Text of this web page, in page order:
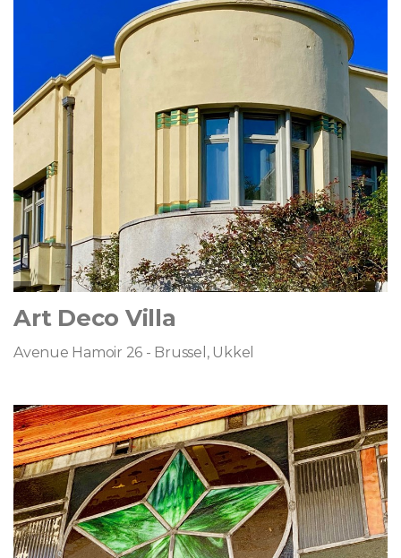
Art Deco Villa
Avenue Hamoir 26 - Brussel, Ukkel